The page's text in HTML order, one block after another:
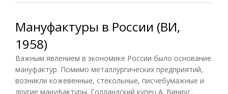
Мануфактуры в России (ВИ,
1958)
Важным явлением в экономике России было основание
мануфактур. Помимо металлургических предприятий,
возникли кожевенные, стекольные, писчебумажные и
другие мануфактуры. Голландский купец А. Виниус,